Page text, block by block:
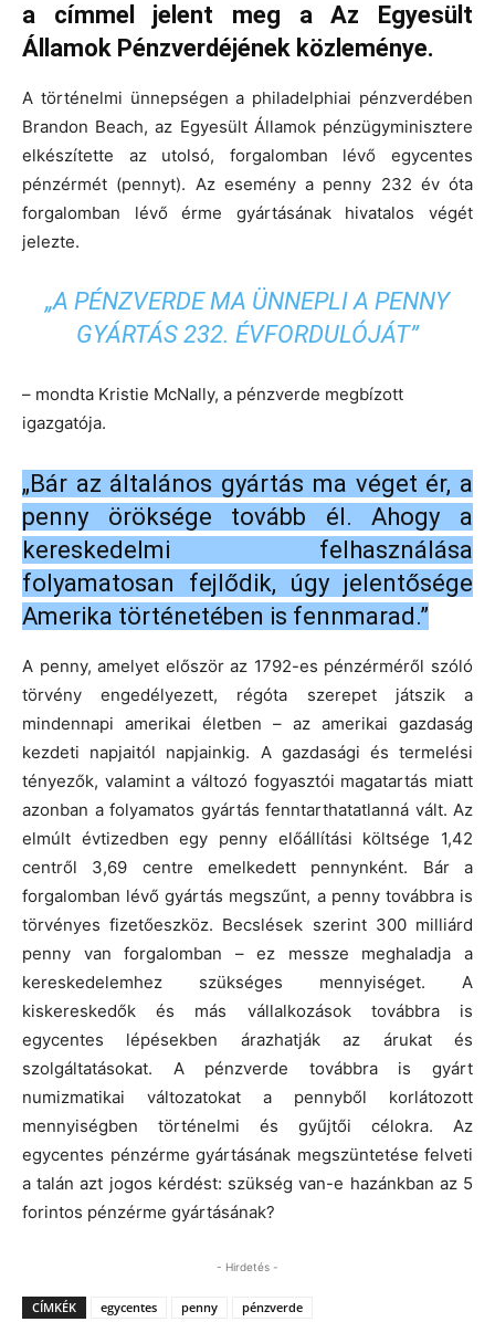
a címmel jelent meg a Az Egyesült
Államok Pénzverdéjének közleménye.
A történelmi ünnepségen a philadelphiai pénzverdében
Brandon Beach, az Egyesült Államok pénzügyminisztere
elkészítette az utolsó, forgalomban lévő egycentes
pénzérmét (pennyt). Az esemény a penny 232 év óta
forgalomban lévő érme gyártásának hivatalos végét
jelezte.
„A PÉNZVERDE MA ÜNNEPLI A PENNY
GYÁRTÁS 232. ÉVFORDULÓJÁT”
– mondta Kristie McNally, a pénzverde megbízott
igazgatója.
„Bár az általános gyártás ma véget ér, a
penny öröksége tovább él. Ahogy a
kereskedelmi felhasználása
folyamatosan fejlődik, úgy jelentősége
Amerika történetében is fennmarad.”
A penny, amelyet először az 1792-es pénzérméről szóló
törvény engedélyezett, régóta szerepet játszik a
mindennapi amerikai életben – az amerikai gazdaság
kezdeti napjaitól napjainkig. A gazdasági és termelési
tényezők, valamint a változó fogyasztói magatartás miatt
azonban a folyamatos gyártás fenntarthatatlanná vált. Az
elmúlt évtizedben egy penny előállítási költsége 1,42
centről 3,69 centre emelkedett pennynként. Bár a
forgalomban lévő gyártás megszűnt, a penny továbbra is
törvényes fizetőeszköz. Becslések szerint 300 milliárd
penny van forgalomban – ez messze meghaladja a
kereskedelemhez szükséges mennyiséget. A
kiskereskedők és más vállalkozások továbbra is
egycentes lépésekben árazhatják az árukat és
szolgáltatásokat. A pénzverde továbbra is gyárt
numizmatikai változatokat a pennyből korlátozott
mennyiségben történelmi és gyűjtői célokra. Az
egycentes pénzérme gyártásának megszüntetése felveti
a talán azt jogos kérdést: szükség van-e hazánkban az 5
forintos pénzérme gyártásának?
- Hirdetés -
CÍMKÉK egycentes penny pénzverde